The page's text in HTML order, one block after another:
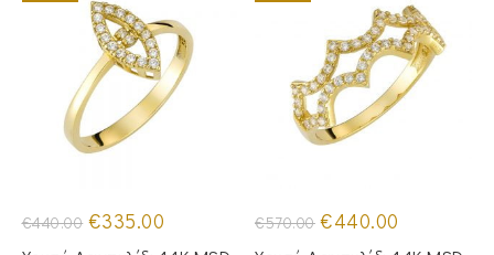
€440.00 Original
price
€335.00
τιμή
€570.00 Original
price
€440.00
τιμή